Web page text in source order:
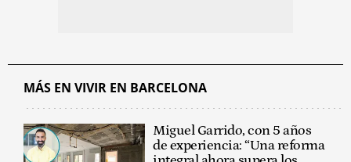
MÁS EN VIVIR EN BARCELONA
Miguel Garrido, con 5 años
de experiencia: “Una reforma